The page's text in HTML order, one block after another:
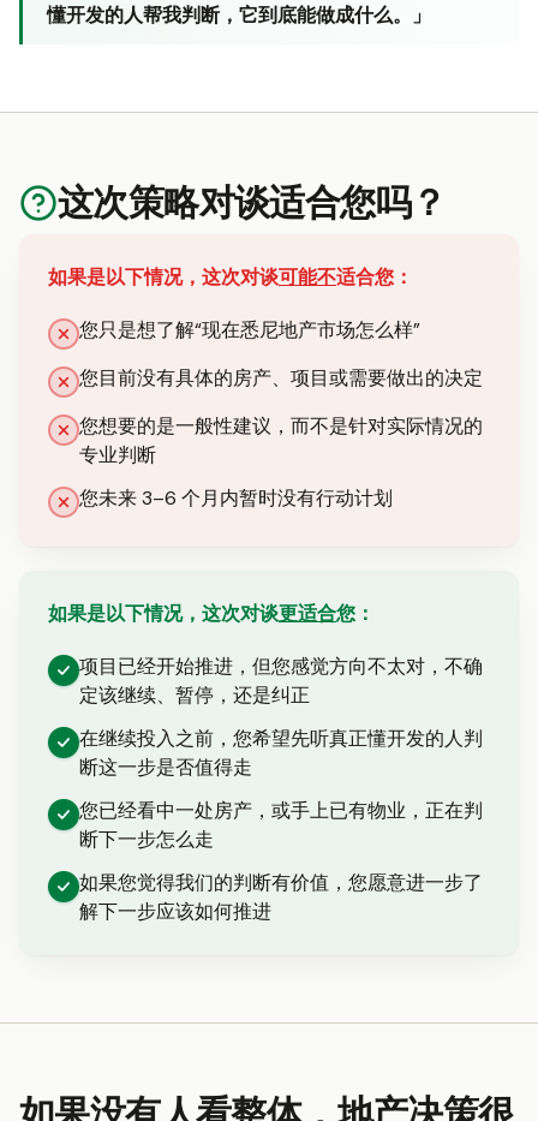
懂开发的人帮我判断，它到底能做成什么。」
这次策略对谈适合您吗？
如果是以下情况，这次对谈可能不适合您：
您只是想了解“现在悉尼地产市场怎么样”
您目前没有具体的房产、项目或需要做出的决定
您想要的是一般性建议，而不是针对实际情况的
专业判断
您未来 3–6 个月内暂时没有行动计划
如果是以下情况，这次对谈更适合您：
项目已经开始推进，但您感觉方向不太对，不确
定该继续、暂停，还是纠正
在继续投入之前，您希望先听真正懂开发的人判
断这一步是否值得走
您已经看中一处房产，或手上已有物业，正在判
断下一步怎么走
如果您觉得我们的判断有价值，您愿意进一步了
解下一步应该如何推进